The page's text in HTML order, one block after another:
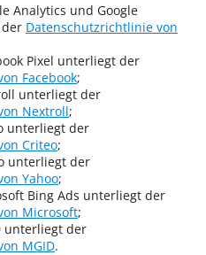
Analytics und Google
Datenschutzrichtlinie von
Pixel unterliegt der
Facebook;
unterliegt der
Nextroll;
unterliegt der
Criteo;
unterliegt der
Yahoo;
Bing Ads unterliegt der
Microsoft;
unterliegt der
MGID.